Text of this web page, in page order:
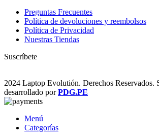
Preguntas Frecuentes
Política de devoluciones y reembolsos
Política de Privacidad
Nuestras Tiendas
Suscríbete
2024 Laptop Evolutión. Derechos Reservados.
desarrollado porPDG.PE
Menú
Categorías